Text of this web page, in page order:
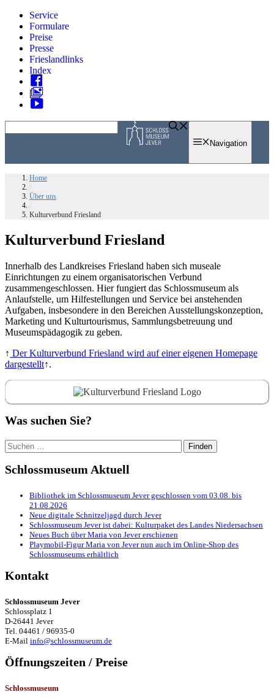
Zum
Inhalt
springen
Service
Formulare
Preise
Presse
Frieslandlinks
Index
to
Navigation
Home
Über uns
Kulturverbund Friesland
Kulturverbund Friesland
Innerhalb des Landkreises Friesland haben sich museale
Einrichtungen zu einem organisatorischen Verbund
zusammengeschlossen. Hier fungiert das Schlossmuseum als
Anlaufstelle, um Hilfestellungen und Service bei anstehenden
Aufgaben, insbesondere in den Bereichen Ausstellungskonzeption,
Marketing und Kulturtourismus, Sammlungsbetreuung und
Museumspädagogik zu geben.
↑ Der Kulturverbund Friesland wird auf einer eigenen Homepage
dargestellt↑.
Was suchen Sie?
Suchen
nach:
Schlossmuseum Aktuell
Bibliothek im Schlossmuseum Jever geschlossen vom 03.08. bis
21.08.2026
Neue digitale Schnitzeljagd durch Jever
Schlossmuseum Jever ist dabei: Kulturpaket des Landes Niedersachsen
Neues Buch über Maria von Jever erschienen
Playmobil-Figur Maria von Jever nun auch im Online-Shop des
Schlossmuseums erhältlich
Kontakt
Schlossmuseum Jever
Schlossplatz 1
D-26441 Jever
Tel. 04461 / 96935-0
E-Mail info@schlossmuseum.de
Öffnungszeiten / Preise
Schlossmuseum